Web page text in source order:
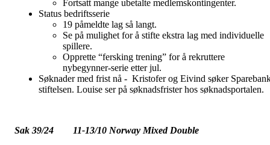
Fortsatt mange ubetalte medlemskontingenter.
Status bedriftsserie
19 påmeldte lag så langt.
Se på mulighet for å stifte ekstra lag med individuelle
spillere.
Opprette “fersking trening” for å rekruttere
nybegynner-serie etter jul.
Søknader med frist nå - Kristofer og Eivind søker
stiftelsen. Louise ser på søknadsfrister hos søknadsportalen.
Sak 39/24 11-13/10 Norway Mixed Double